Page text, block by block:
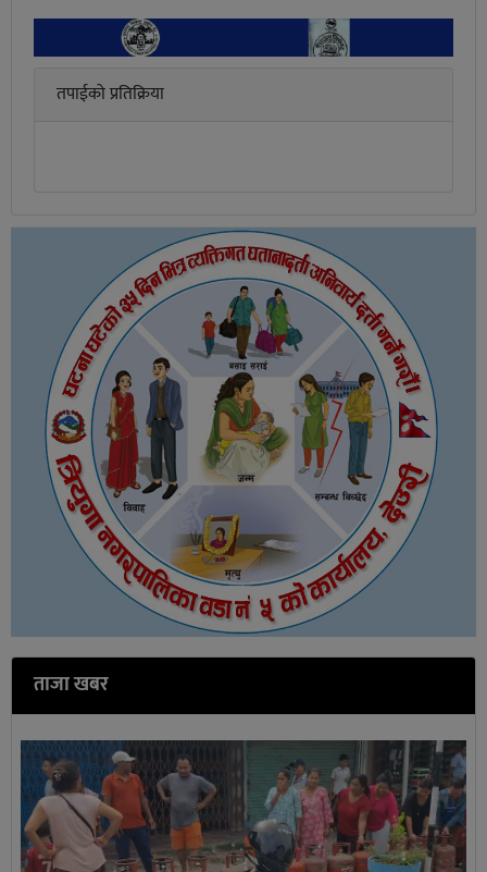
तपाईको प्रतिक्रिया
ताजा खबर